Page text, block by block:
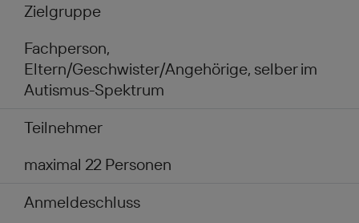
Zielgruppe
Fachperson,
Eltern/Geschwister/Angehörige, selber im
Autismus-Spektrum
Teilnehmer
maximal 22 Personen
Anmeldeschluss